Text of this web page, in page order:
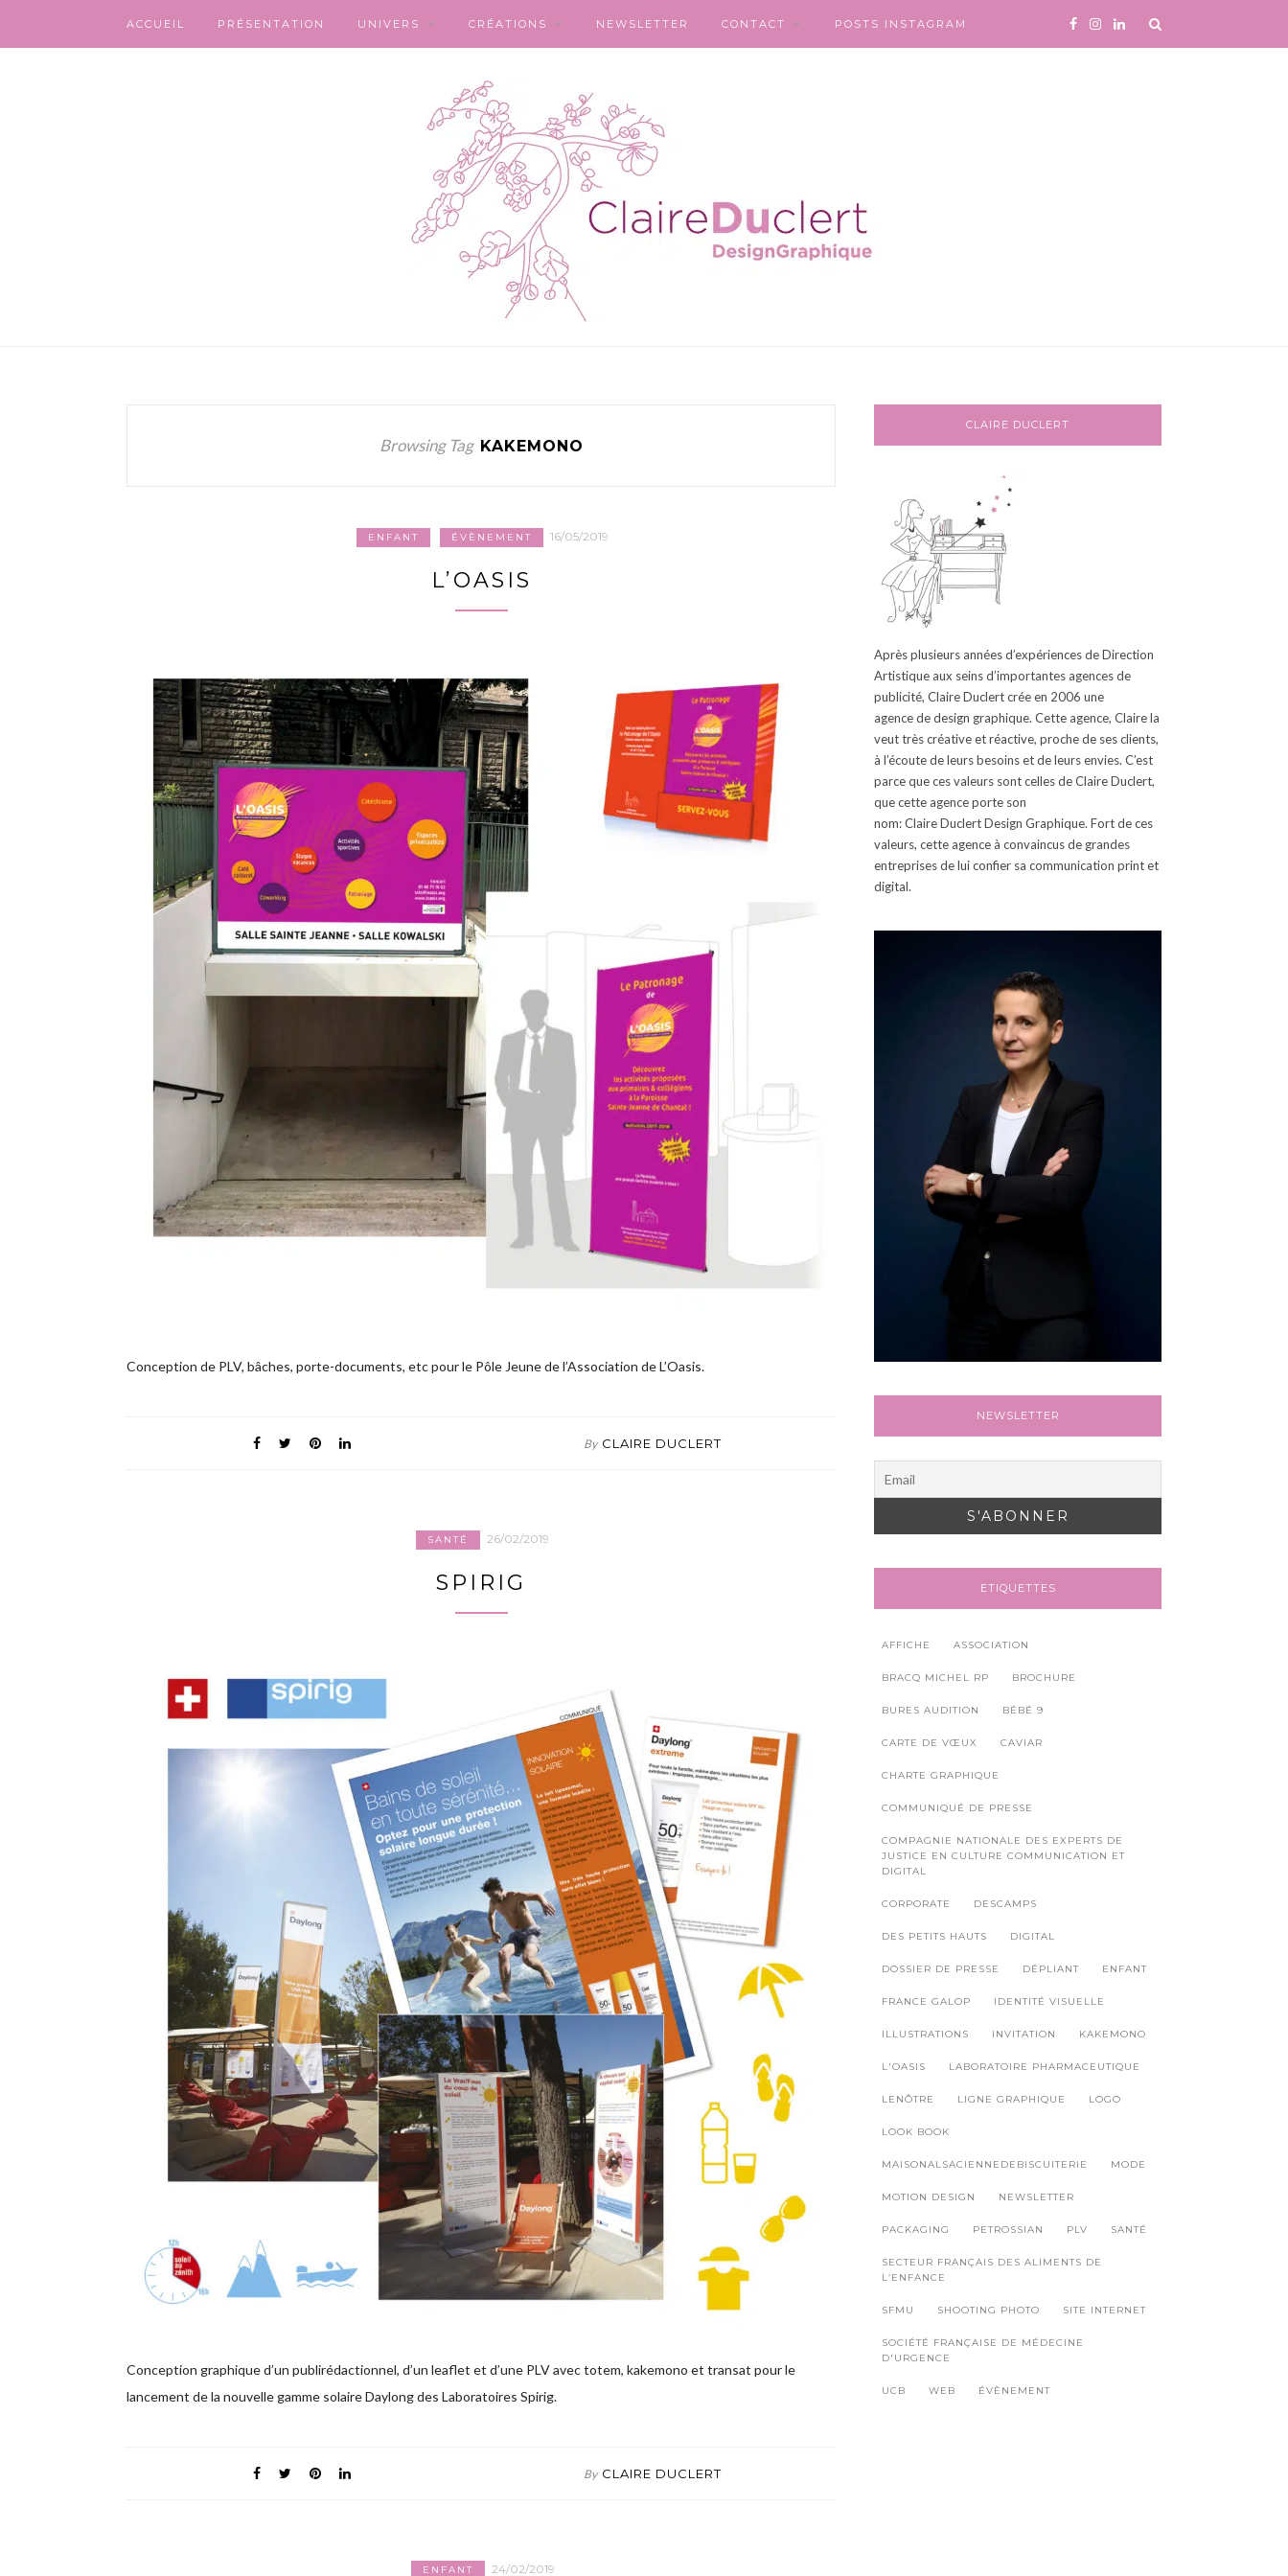
ACCUEIL PRÉSENTATION UNIVERS CRÉATIONS NEWSLETTER CONTACT POSTS INSTAGRAM
Browsing Tag KAKEMONO
ENFANT ÉVÈNEMENT 16/05/2019
L’OASIS
Conception de PLV, bâches, porte-documents, etc pour le Pôle Jeune de l’Association de L’Oasis.
By CLAIRE DUCLERT
SANTÉ 26/02/2019
SPIRIG
Conception graphique d’un publirédactionnel, d’un leaflet et d’une PLV avec totem, kakemono et transat pour le
lancement de la nouvelle gamme solaire Daylong des Laboratoires Spirig.
By CLAIRE DUCLERT
ENFANT 24/02/2019
CLAIRE DUCLERT
Après plusieurs années d’expériences de Direction
Artistique aux seins d’importantes agences de
publicité, ClaireDuclertcrée en 2006 une
agencede design graphique. Cette agence, Claire la
veut très créative et réactive, proche de ses clients,
à l’écoute de leurs besoins et de leurs envies. C’est
parce que ces valeurs sont celles de ClaireDuclert,
que cette agence porte son
nom:ClaireDuclertDesign Graphique. Fort de ces
valeurs, cette agence à convaincus de grandes
entreprises de lui confier sa communication printet
digital.
NEWSLETTER
ETIQUETTES
AFFICHE ASSOCIATION
BRACQ MICHEL RP BROCHURE
BURES AUDITION BÉBÉ 9
CARTE DE VŒUX CAVIAR
CHARTE GRAPHIQUE
COMMUNIQUÉ DE PRESSE
COMPAGNIE NATIONALE DES EXPERTS DE
JUSTICE EN CULTURE COMMUNICATION ET
DIGITAL
CORPORATE DESCAMPS
DES PETITS HAUTS DIGITAL
DOSSIER DE PRESSE DÉPLIANT ENFANT
FRANCE GALOP IDENTITÉ VISUELLE
ILLUSTRATIONS INVITATION KAKEMONO
L'OASIS LABORATOIRE PHARMACEUTIQUE
LENÔTRE LIGNE GRAPHIQUE LOGO
LOOK BOOK
MAISONALSACIENNEDEBISCUITERIE MODE
MOTION DESIGN NEWSLETTER
PACKAGING PETROSSIAN PLV SANTÉ
SECTEUR FRANÇAIS DES ALIMENTS DE
L’ENFANCE
SFMU SHOOTING PHOTO SITE INTERNET
SOCIÉTÉ FRANÇAISE DE MÉDECINE
D'URGENCE
UCB WEB ÉVÈNEMENT